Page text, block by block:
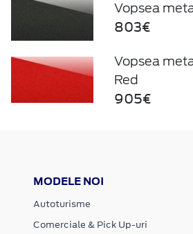
Vopsea
803€
Vopsea
Red
905€
MODELE NOI
Autoturisme
Comerciale & Pick Up-uri